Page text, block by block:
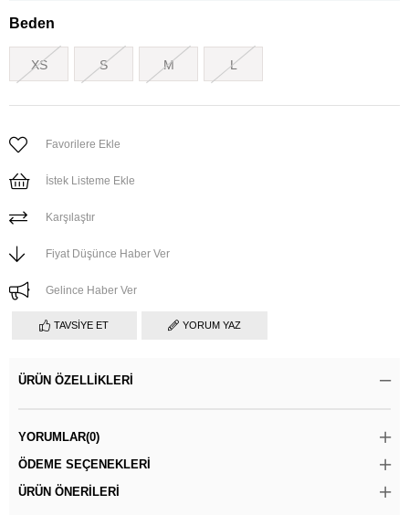
Beden
XS S M L
Favorilere Ekle
İstek Listeme Ekle
Karşılaştır
Fiyat Düşünce Haber Ver
Gelince Haber Ver
TAVSIYE ET YORUM YAZ
ÜRÜN ÖZELLIKLERI
YORUMLAR(0)
ÖDEME SEÇENEKLERI
ÜRÜN ÖNERILERI